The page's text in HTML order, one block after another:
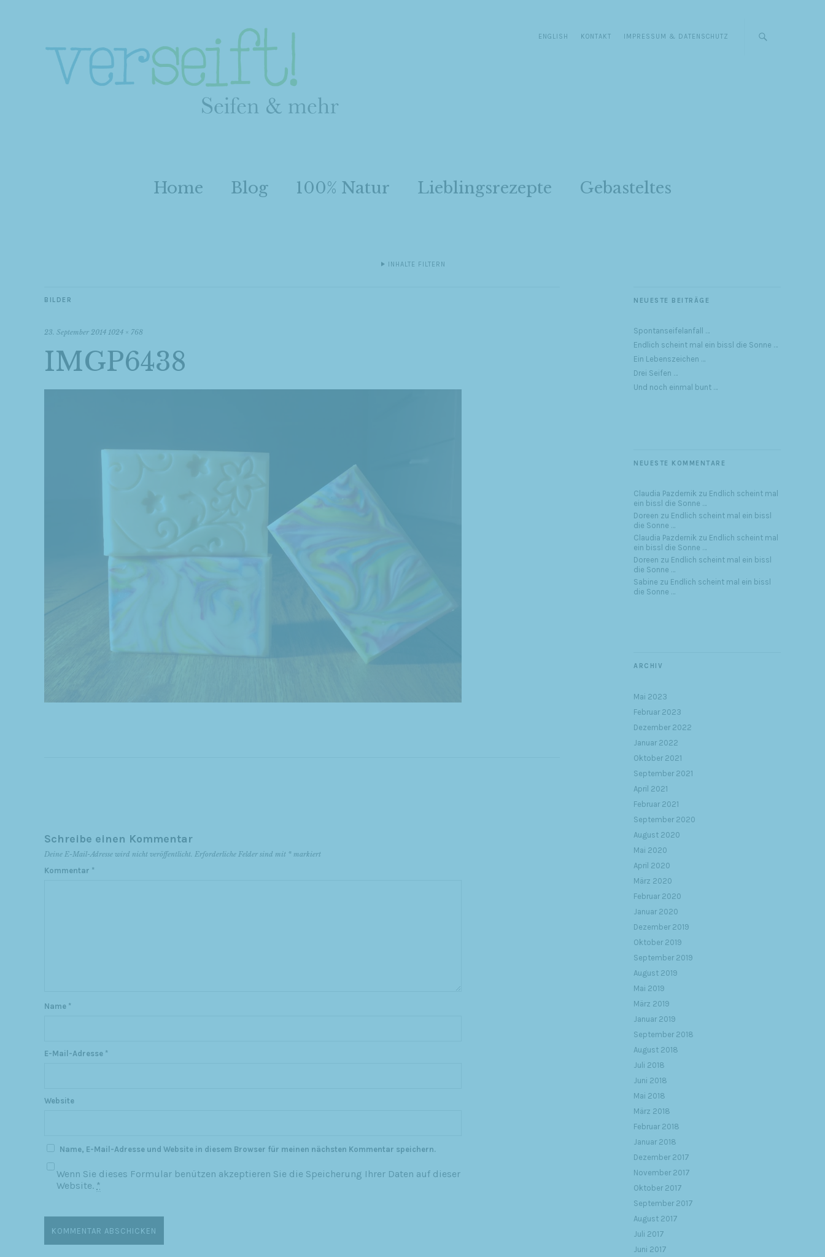
ENGLISH KONTAKT IMPRESSUM & DATENSCHUTZ
Home Blog 100% Natur Lieblingsrezepte Gebasteltes
INHALTE FILTERN
BILDER
23. September 2014 1024 × 768
IMGP6438
Schreibe einen Kommentar
Deine E-Mail-Adresse wird nicht veröffentlicht. Erforderliche Felder sind mit * markiert
Kommentar *
Name *
E-Mail-Adresse *
Website
Name, E-Mail-Adresse und Website in diesem Browser für meinen nächsten Kommentar speichern.
Wenn Sie dieses Formular benützen akzeptieren Sie die Speicherung Ihrer Daten auf dieser
Website. *
NEUESTE BEITRÄGE
Spontanseifelanfall …
Endlich scheint mal ein bissl die Sonne …
Ein Lebenszeichen …
Drei Seifen …
Und noch einmal bunt …
NEUESTE KOMMENTARE
Claudia Pazdernik zu Endlich scheint mal
ein bissl die Sonne …
Doreen zu Endlich scheint mal ein bissl
die Sonne …
Claudia Pazdernik zu Endlich scheint mal
ein bissl die Sonne …
Doreen zu Endlich scheint mal ein bissl
die Sonne …
Sabine zu Endlich scheint mal ein bissl
die Sonne …
ARCHIV
Mai 2023
Februar 2023
Dezember 2022
Januar 2022
Oktober 2021
September 2021
April 2021
Februar 2021
September 2020
August 2020
Mai 2020
April 2020
März 2020
Februar 2020
Januar 2020
Dezember 2019
Oktober 2019
September 2019
August 2019
Mai 2019
März 2019
Januar 2019
September 2018
August 2018
Juli 2018
Juni 2018
Mai 2018
März 2018
Februar 2018
Januar 2018
Dezember 2017
November 2017
Oktober 2017
September 2017
August 2017
Juli 2017
Juni 2017